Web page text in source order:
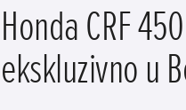
Honda CRF
ekskluzivno u